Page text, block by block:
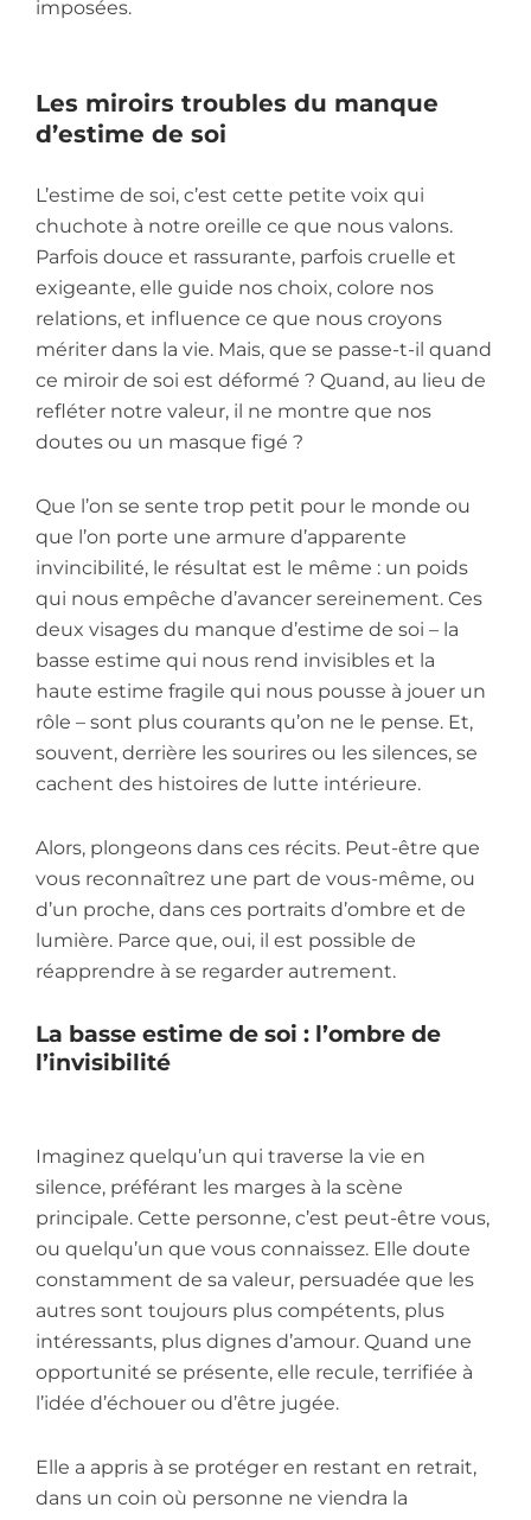
imposées.
Les miroirs troubles du manque
d’estime de soi
L’estime de soi, c’est cette petite voix qui
chuchote à notre oreille ce que nous valons.
Parfois douce et rassurante, parfois cruelle et
exigeante, elle guide nos choix, colore nos
relations, et influence ce que nous croyons
mériter dans la vie. Mais, que se passe-t-il quand
ce miroir de soi est déformé ? Quand, au lieu de
refléter notre valeur, il ne montre que nos
doutes ou un masque figé ?
Que l’on se sente trop petit pour le monde ou
que l’on porte une armure d’apparente
invincibilité, le résultat est le même : un poids
qui nous empêche d’avancer sereinement. Ces
deux visages du manque d’estime de soi – la
basse estime qui nous rend invisibles et la
haute estime fragile qui nous pousse à jouer un
rôle – sont plus courants qu’on ne le pense. Et,
souvent, derrière les sourires ou les silences, se
cachent des histoires de lutte intérieure.
Alors, plongeons dans ces récits. Peut-être que
vous reconnaîtrez une part de vous-même, ou
d’un proche, dans ces portraits d’ombre et de
lumière. Parce que, oui, il est possible de
réapprendre à se regarder autrement.
La basse estime de soi : l’ombre de
l’invisibilité
Imaginez quelqu’un qui traverse la vie en
silence, préférant les marges à la scène
principale. Cette personne, c’est peut-être vous,
ou quelqu’un que vous connaissez. Elle doute
constamment de sa valeur, persuadée que les
autres sont toujours plus compétents, plus
intéressants, plus dignes d’amour. Quand une
opportunité se présente, elle recule, terrifiée à
l’idée d’échouer ou d’être jugée.
Elle a appris à se protéger en restant en retrait,
dans un coin où personne ne viendra la